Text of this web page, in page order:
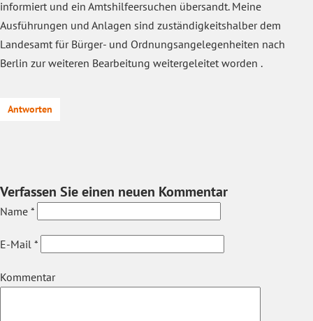
informiert und ein Amtshilfeersuchen übersandt. Meine
Ausführungen und Anlagen sind zuständigkeitshalber dem
Landesamt für Bürger- und Ordnungsangelegenheiten nach
Berlin zur weiteren Bearbeitung weitergeleitet worden .
Antworten
Verfassen Sie einen neuen Kommentar
Name *
E-Mail *
Kommentar